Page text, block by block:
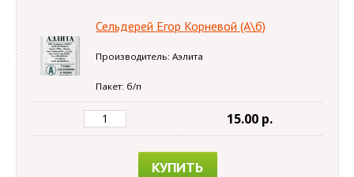
Сельдерей Егор Корневой (А\б)
Производитель: Аэлита
Пакет: б/п
15.00 p.
КУПИТЬ